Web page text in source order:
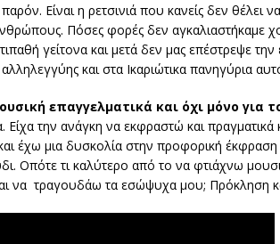
Είναι η ρετσινιά που κανείς δεν θέλει
Πόσες φορές δεν αγκαλιαστήκαμε
γείτονα και μετά δεν μας επέστρεψε
και στα Ικαριώτικα πανηγύρια
επαγγελματικά και όχι μόνο για
Είχα την ανάγκη να εκφραστώ και
έχω μια δυσκολία στην προφορική
Οπότε τι καλύτερο από το να φτιάχνω
να τραγουδάω τα εσώψυχα μου; Πρόκληση